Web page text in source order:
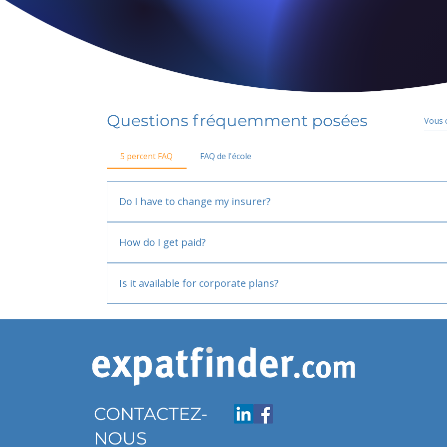
Questions fréquemment posées
5 percent FAQ FAQ de l'école
Do I have to change my insurer?
How do I get paid?
Is it available for corporate plans?
CONTACTEZ-
NOUS